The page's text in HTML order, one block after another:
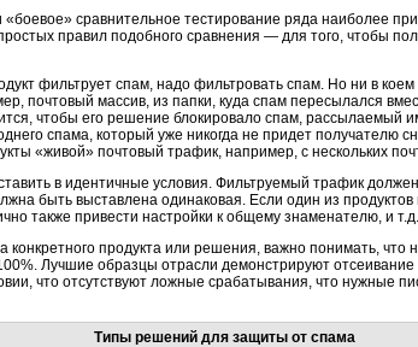
сравнительное тестирование ряда наиболее
правил подобного сравнения — для того, чтобы
фильтрует спам, надо фильтровать спам. Но ни в коем
почтовый массив, из папки, куда спам пересылался
чтобы его решение блокировало спам, рассылаемый
спама, который уже никогда не придет получателю
«живой» почтовый трафик, например, с нескольких
в идентичные условия. Фильтруемый трафик
быть выставлена одинаковая. Если один из
также привести настройки к общему знаменателю, и т.д.
конкретного продукта или решения, важно понимать, что
Лучшие образцы отрасли демонстрируют
что отсутствуют ложные срабатывания, что нужные
Типы решений для защиты от спама